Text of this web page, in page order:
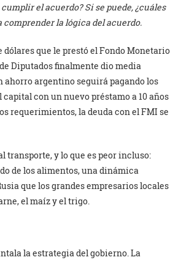
el acuerdo? Si se puede, ¿cuáles
la lógica del acuerdo.
que le prestó el Fondo Monetario
Diputados finalmente dio media
ahorro argentino seguirá pagando los
capital con un nuevo préstamo a 10 años
requerimientos, la deuda con el FMI se
transporte, y lo que es peor incluso:
de los alimentos, una dinámica
que los grandes empresarios locales
el maíz y el trigo.
la estrategia del gobierno. La